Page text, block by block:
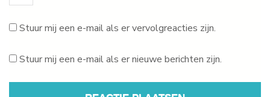
Stuur mij een e-mail als er vervolgreacties zijn.
Stuur mij een e-mail als er nieuwe berichten zijn.